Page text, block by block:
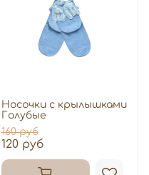
Носочки с крылышками
Голубые
160 руб
120 руб